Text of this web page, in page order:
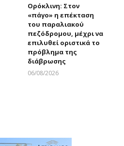
Ορόκλινη: Στον
«πάγο» η επέκταση
του παραλιακού
πεζόδρομου, μέχρι να
επιλυθεί οριστικά το
πρόβλημα της
διάβρωσης
06/08/2026